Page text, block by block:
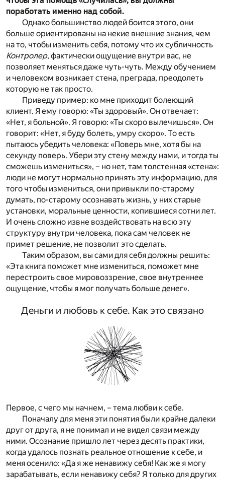
поработать именно над собой.
Однако большинство людей боится этого, они
больше ориентированы на некие внешние знания, чем
на то, чтобы изменить себя, потому что их субличность
Контролер, фактически ощущение внутри вас, не
позволяет меняться даже чуть-чуть. Между обучением
и человеком возникает стена, преграда, преодолеть
которую не так просто.
Приведу пример: ко мне приходит болеющий
клиент. Я ему говорю: «Ты здоровый». Он отвечает:
«Нет, я больной». Я говорю: «Ты скоро вылечишься». Он
говорит: «Нет, я буду болеть, умру скоро». То есть
пытаюсь убедить человека: «Поверь мне, хотя бы на
секунду поверь. Убери эту стену между нами, и тогда ты
сможешь измениться», – но нет, там толстенная «стена»:
люди не могут нормально принять эту информацию, для
того чтобы измениться, они привыкли по-старому
думать, по-старому осознавать жизнь, у них старые
установки, моральные ценности, копившиеся сотни лет.
И очень сложно извне воздействовать на всю эту
структуру внутри человека, пока сам человек не
примет решение, не позволит это сделать.
Таким образом, вы сами для себя должны решить:
«Эта книга поможет мне измениться, поможет мне
перестроить свое мировоззрение, свое внутреннее
ощущение, чтобы я мог получать больше денег».
Деньги и любовь к себе. Как это связано
Первое, с чего мы начнем, – тема любви к себе.
Поначалу для меня эти понятия были крайне далеки
друг от друга, я не понимал и не видел связи между
ними. Осознание пришло лет через десять практики,
когда удалось познать реальное отношение к себе, и
меня осенило: «Да я же ненавижу себя! Как же я могу
зарабатывать, если ненавижу себя? Я только для других